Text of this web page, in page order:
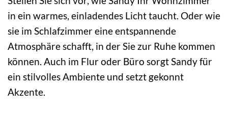
in ein warmes, einladendes Licht taucht. Oder wie
sie im Schlafzimmer eine entspannende
Atmosphäre schafft, in der Sie zur Ruhe kommen
können. Auch im Flur oder Büro sorgt Sandy für
ein stilvolles Ambiente und setzt gekonnt
Akzente.